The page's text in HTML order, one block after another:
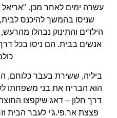
עשרה ימים לאחר מכן.
שניסו בהמשך להיכנס
הילדים והתינוק נבהלו
אנשים בבית. הם ניסו בכל
ביליה, ששירת בעבר כלוחם,
הוא הבריח את בני משפחתו
דרך חלון – דאג שיקפצו
פצצת אר.פי.ג'י לעבר הבית